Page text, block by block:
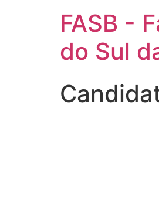
FASB -
do Sul